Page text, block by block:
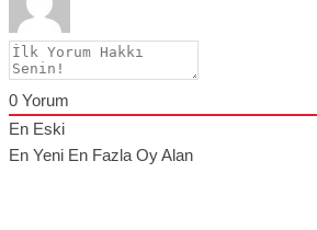
0 Yorum
En Eski
En Yeni En Fazla Oy Alan